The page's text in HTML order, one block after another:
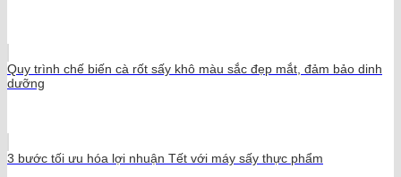
Quy trình chế biến cà rốt sấy khô màu sắc đẹp mắt, đảm bảo dinh
dưỡng
3 bước tối ưu hóa lợi nhuận Tết với máy sấy thực phẩm